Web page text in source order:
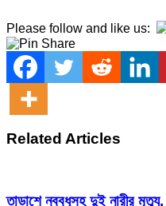
Please follow and like us:
Related Articles
তাড়াশে নববধূসহ দুই নারীর